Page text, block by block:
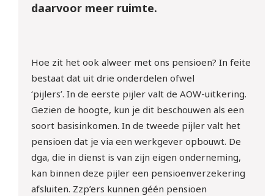
daarvoor meer ruimte.
Hoe zit het ook alweer met ons pensioen? In feite
bestaat dat uit drie onderdelen ofwel
‘pijlers’. In de eerste pijler valt de AOW-uitkering.
Gezien de hoogte, kun je dit beschouwen als een
soort basisinkomen. In de tweede pijler valt het
pensioen dat je via een werkgever opbouwt. De
dga, die in dienst is van zijn eigen onderneming,
kan binnen deze pijler een pensioenverzekering
afsluiten. Zzp’ers kunnen géén pensioen